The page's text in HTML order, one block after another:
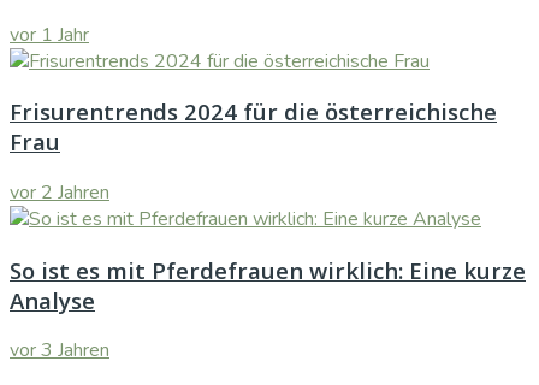
vor 1 Jahr
Frisurentrends 2024 für die österreichische
Frau
vor 2 Jahren
So ist es mit Pferdefrauen wirklich: Eine kurze
Analyse
vor 3 Jahren